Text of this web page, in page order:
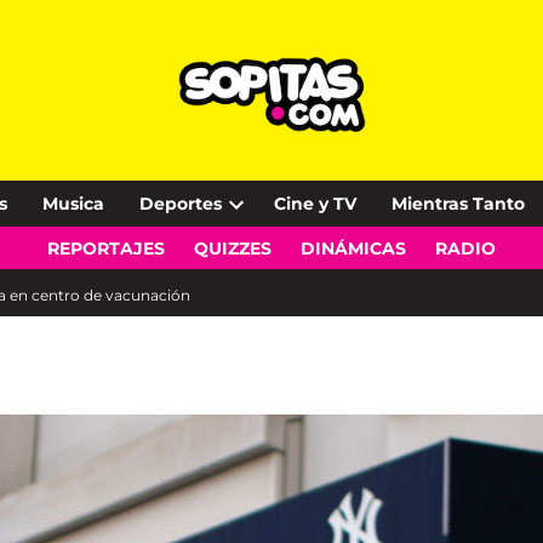
Musica Deportes
Open
dropdown
Cine y TV Mientras Tanto
REPORTAJES QUIZZES DINÁMICAS RADIO
en centro de vacunación